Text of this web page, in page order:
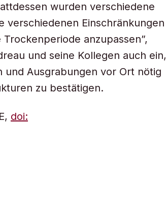
wurden verschiedene
verschiedenen Einschränkungen
anzupassen”,
und seine Kollegen auch ein,
und Ausgrabungen vor Ort nötig
zu bestätigen.
doi: